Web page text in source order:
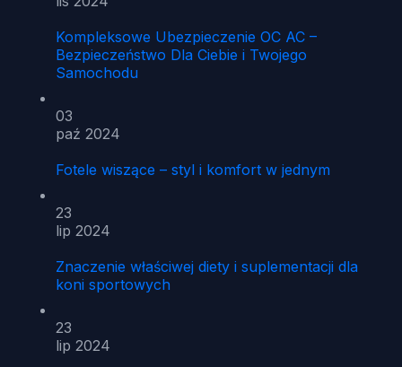
Kompleksowe Ubezpieczenie OC AC –
Bezpieczeństwo Dla Ciebie i Twojego
Samochodu
03
paź 2024
Fotele wiszące – styl i komfort w jednym
23
lip 2024
Znaczenie właściwej diety i suplementacji dla
koni sportowych
23
lip 2024